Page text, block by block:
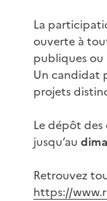
La
ouverte à
publiques ou
Un candidat
projets
Le dépôt
jusqu’au
Retrouvez
https://